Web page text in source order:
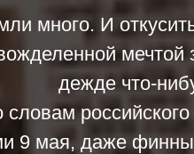
много. И
мечтой
дежде что-
9 мая, даже